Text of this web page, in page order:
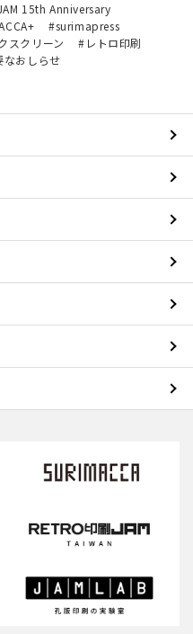
15th Anniversary
surimapress
スクリーン
レトロ印刷
なおしらせ